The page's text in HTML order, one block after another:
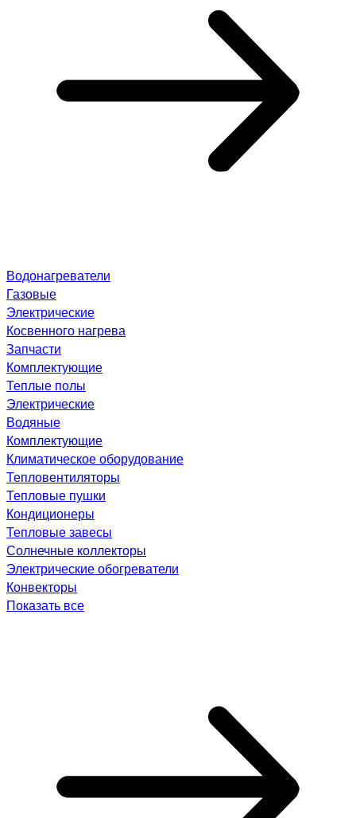
Водонагреватели
Газовые
Электрические
Косвенного нагрева
Запчасти
Комплектующие
Теплые полы
Электрические
Водяные
Комплектующие
Климатическое оборудование
Тепловентиляторы
Тепловые пушки
Кондиционеры
Тепловые завесы
Солнечные коллекторы
Электрические обогреватели
Конвекторы
Показать все